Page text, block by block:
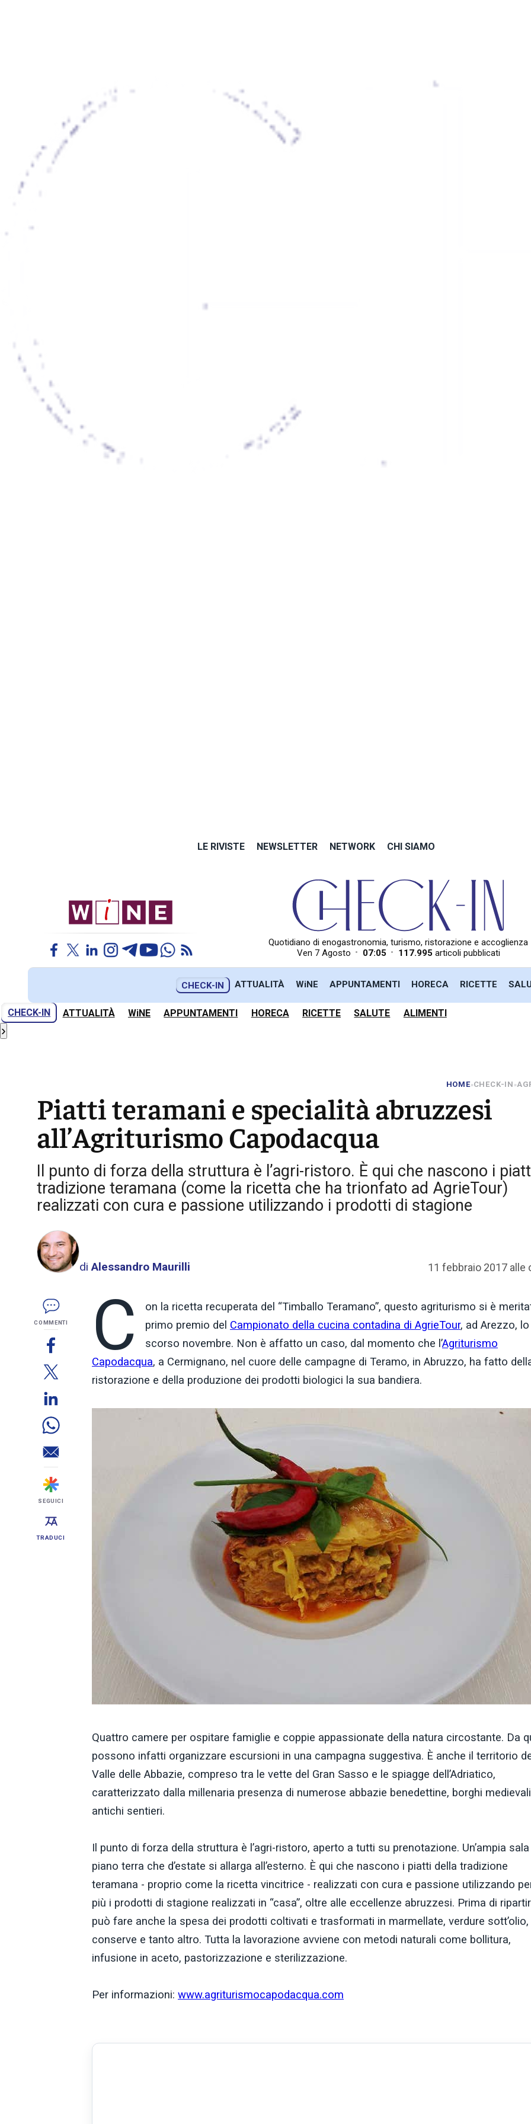
LE RIVISTE NEWSLETTER NETWORK CHI SIAMO
Quotidiano di enogastronomia, turismo, ristorazione e accoglienza
Ven 7 Agosto • 07:05 • 117.995 articoli pubblicati
CHECK-IN ATTUALITÀ WiNE APPUNTAMENTI HORECA RICETTE
CHECK-IN ATTUALITÀ WiNE APPUNTAMENTI HORECA RICETTE SALUTE ALIMENTI
›
HOME»CHECK-IN »
Piatti teramani e specialità abruzzesi
all’Agriturismo Capodacqua
Il punto di forza della struttura è l’agri-ristoro. È qui che nascono i
tradizione teramana (come la ricetta che ha trionfato ad AgrieTour)
realizzati con cura e passione utilizzando i prodotti di stagione
di Alessandro Maurilli 11 febbraio 2017 alle
COMMENTI
SEGUICI
TRADUCI
C
on la ricetta recuperata del “Timballo Teramano”, questo agriturismo si è
primo premio del Campionato della cucina contadina di AgrieTour, ad Arezzo, lo
scorso novembre. Non è affatto un caso, dal momento che l’Agriturismo
Capodacqua, a Cermignano, nel cuore delle campagne di Teramo, in Abruzzo, ha fatto
ristorazione e della produzione dei prodotti biologici la sua bandiera.
Quattro camere per ospitare famiglie e coppie appassionate della natura circostante. Da
possono infatti organizzare escursioni in una campagna suggestiva. È anche il territorio
Valle delle Abbazie, compreso tra le vette del Gran Sasso e le spiagge dell’Adriatico,
caratterizzato dalla millenaria presenza di numerose abbazie benedettine, borghi
antichi sentieri.
Il punto di forza della struttura è l’agri-ristoro, aperto a tutti su prenotazione. Un’ampia
piano terra che d’estate si allarga all’esterno. È qui che nascono i piatti della tradizione
teramana - proprio come la ricetta vincitrice - realizzati con cura e passione utilizzando
più i prodotti di stagione realizzati in “casa”, oltre alle eccellenze abruzzesi. Prima di
può fare anche la spesa dei prodotti coltivati e trasformati in marmellate, verdure sott’olio,
conserve e tanto altro. Tutta la lavorazione avviene con metodi naturali come bollitura,
infusione in aceto, pastorizzazione e sterilizzazione.
Per informazioni: www.agriturismocapodacqua.com